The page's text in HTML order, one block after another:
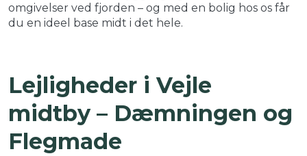
omgivelser ved fjorden – og med en bolig hos os får
du en ideel base midt i det hele.
Lejligheder i Vejle
midtby – Dæmningen og
Flegmade